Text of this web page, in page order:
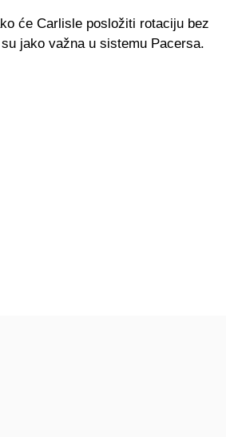
će Carlisle posložiti rotaciju bez
jako važna u sistemu Pacersa.